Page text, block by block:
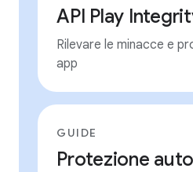
API Play
Rilevare le minacce e
app
GUIDE
Protezione